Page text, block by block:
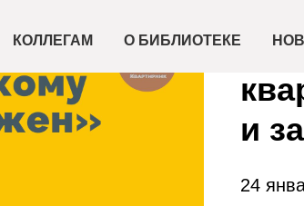
КОЛЛЕГАМ О БИБЛИОТЕКЕ
и
24